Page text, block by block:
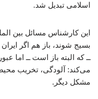
اسلامی تبدیل شد.
این کارشناس مسائل بین
بسیج شوند، باز هم اگر
ــ که البته باز است ــ اما
می‌کند: آلودگی، تخریب
مشکل دیگر.